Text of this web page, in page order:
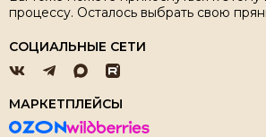
процессу. Осталось выбрать свою
СОЦИАЛЬНЫЕ СЕТИ
МАРКЕТПЛЕЙСЫ